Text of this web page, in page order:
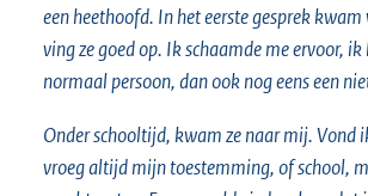
een heethoofd. In het eerste gesprek
ving ze goed op. Ik schaamde me ervoor, ik
normaal persoon, dan ook nog eens een
Onder schooltijd, kwam ze naar mij. Vond
vroeg altijd mijn toestemming, of school,